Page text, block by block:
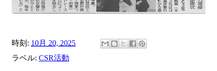
時刻: 10月 20, 2025
ラベル: CSR活動